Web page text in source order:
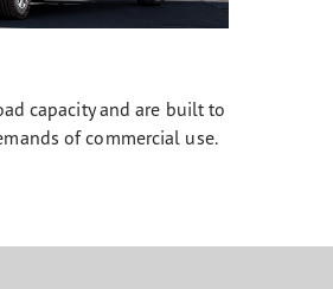
capacity and are built to
of commercial use.